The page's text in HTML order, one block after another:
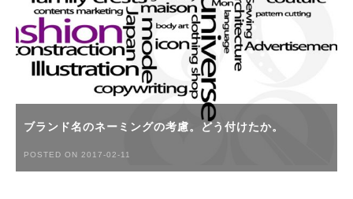
ブランド名のネーミングの考慮。どう付けたか。
POSTED ON 2017-02-11